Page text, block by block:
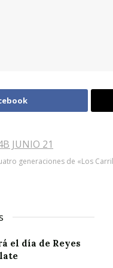
generaciones de «Los
el día de Reyes